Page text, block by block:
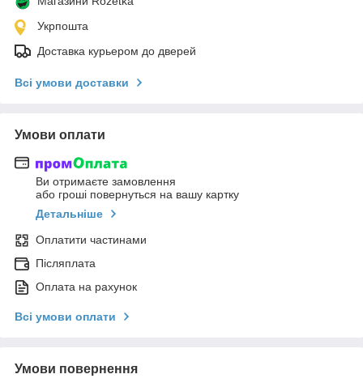
Укрпошта
Доставка курьером до дверей
Всі умови доставки
Умови оплати
Ви отримаєте замовлення
або гроші повернуться на вашу картку
Детальніше
Оплатити частинами
Післяплата
Оплата на рахунок
Всі умови оплати
Умови повернення